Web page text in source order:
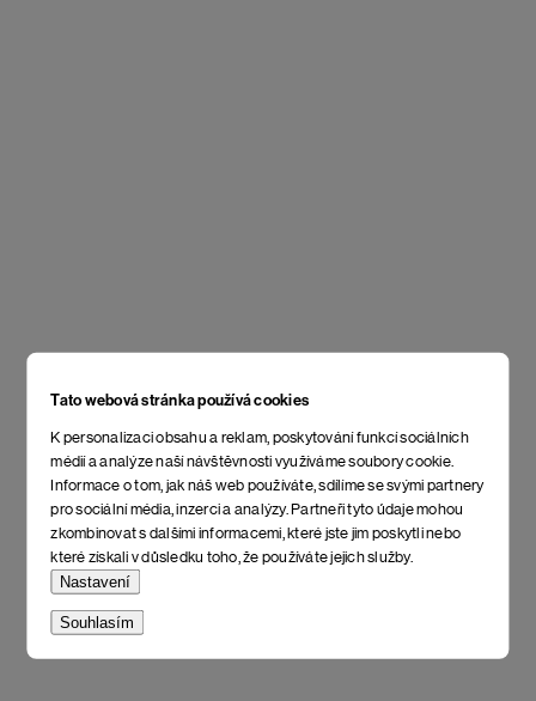
Tato webová stránka používá cookies
K personalizaci obsahu a reklam, poskytování funkcí sociálních
médií a analýze naší návštěvnosti využíváme soubory cookie.
Informace o tom, jak náš web používáte, sdílíme se svými partnery
pro sociální média, inzerci a analýzy. Partneři tyto údaje mohou
zkombinovat s dalšími informacemi, které jste jim poskytli nebo
které získali v důsledku toho, že používáte jejich služby.
Nastavení
Souhlasím